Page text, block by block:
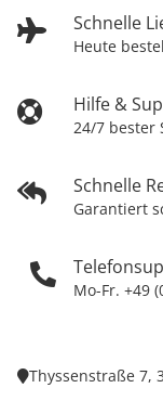
Schnelle
Heute
Hilfe &
24/7 bester
Schnelle
Garantiert
Mo-Fr. +49
Thyssenstraße 7,